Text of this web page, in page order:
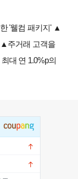
'웰컴 패키지' ▲
▲주거래 고객을
대 연 1.0%p의